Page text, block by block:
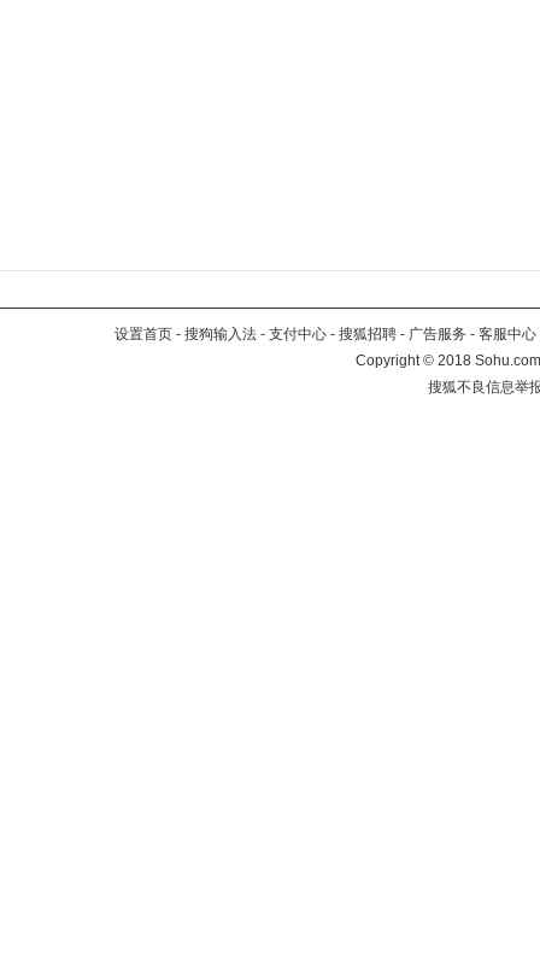
设置首页 - 搜狗输入法 - 支付中心 - 搜狐招聘 - 广告服务 - 客服中心
Copyright©2018
搜狐不良信息举